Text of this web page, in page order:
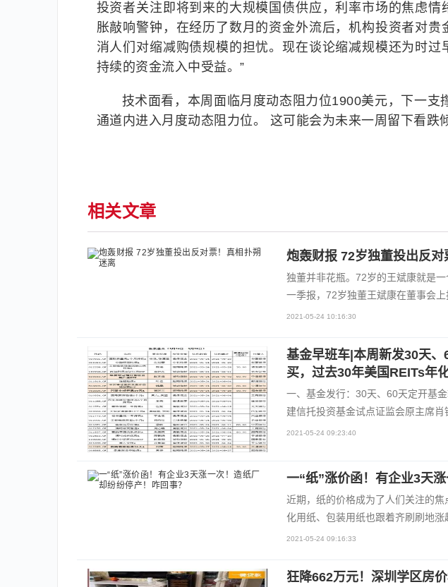
投资者关注即将到来的大规模国债供应，利率市场的焦虑
胀敲响警钟，在经历了数月的资金外流后，机构投资者对
消人们对缩减购债规模的担忧。现在谈论缩减规模还为时
持续的资金流入中受益。”
技术面看，本周面临月度动态阻力位1900美元，下一支
通道内进入月度动态阻力位。 这可能会为未来一周留下看跌
相关文章
炮轰财报 72岁独董投出反
独董并非花瓶。72岁的王斌康就是
一季报，72岁独董王斌康在董事会
2021-05-24 10:16:30
基金早班车|本周新发30天
买，过去30年美国REITs年
一、基金发行：30天、60天定开基
建信托投资基金试点证监会原主席肖
2021-05-24 09:23:40
一“纸”涨价函！有企业3天
近期，纸的价格成为了人们关注的
化用纸、包装用纸也跟着齐刷刷地
2021-05-24 09:16:33
狂降662万元！深圳学区房